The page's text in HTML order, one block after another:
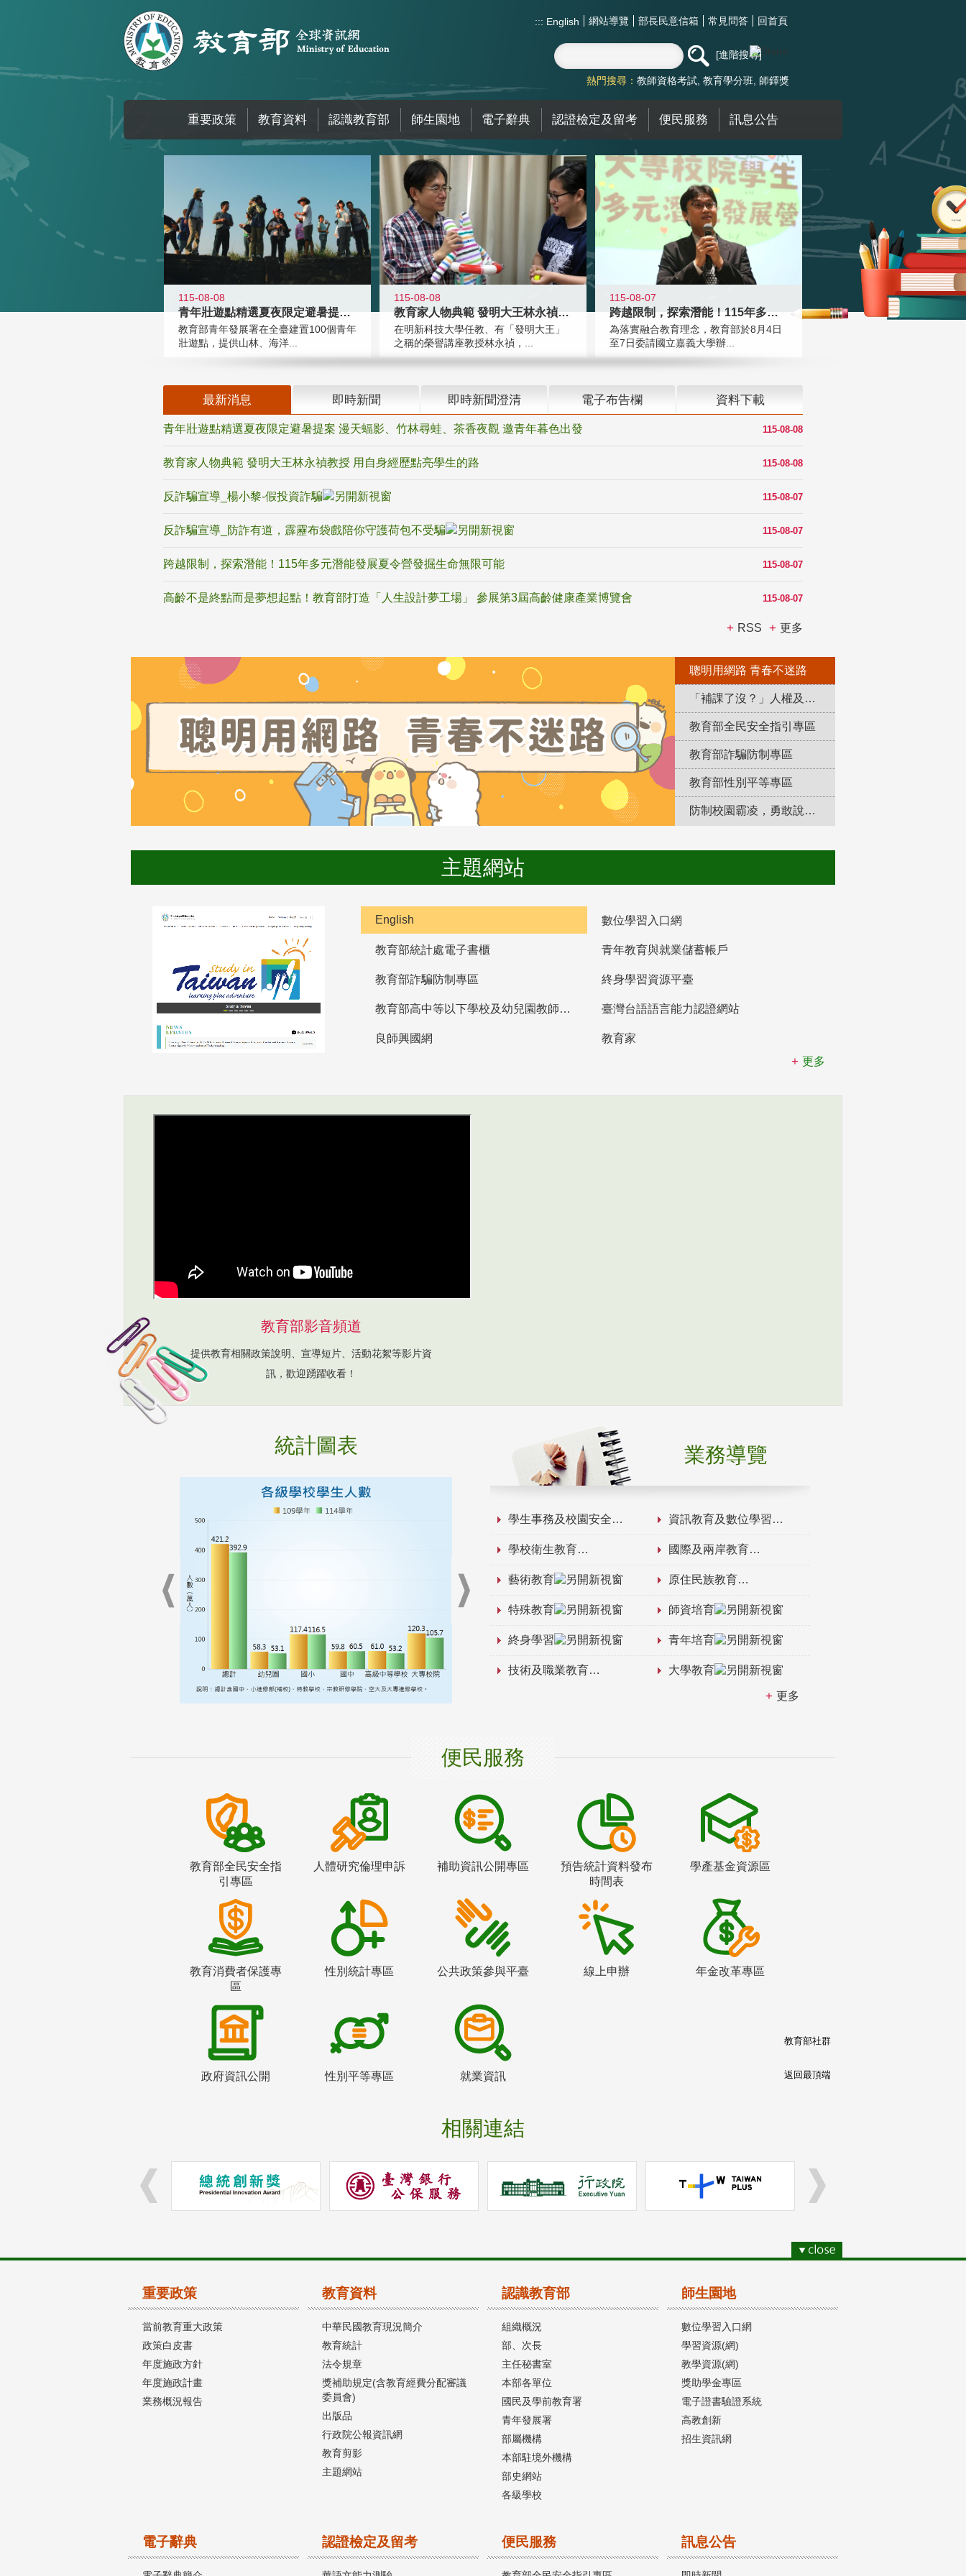
::: English 網站導覽 部長民意信箱 常見問答 回首頁
進階搜尋
熱門搜尋： 教師資格考試 教育學分班 師鐸獎
重要政策 教育資料 認識教育部 師生園地 電子辭典 認證檢定及留考 便民服務 訊息公告
:::
115-08-08
青年壯遊點精選夏夜限定避暑提案 漫
教育部青年發展署在全臺建置100個青年
壯遊點，提供山林、海洋...
115-08-08
教育家人物典範 發明大王林永禎教授
在明新科技大學任教、有「發明大王」
之稱的榮譽講座教授林永禎，...
115-08-07
跨越限制，探索潛能！115年多元潛
為落實融合教育理念，教育部於8月4日
至7日委請國立嘉義大學辦...
最新消息 即時新聞 即時新聞澄清 電子布告欄 資料下載
115-08-08
青年壯遊點精選夏夜限定避暑提案 漫天蝠影、竹林尋蛙、茶香夜觀 邀青年暮色出發
115-08-08
教育家人物典範 發明大王林永禎教授 用自身經歷點亮學生的路
115-08-07
反詐騙宣導_楊小黎-假投資詐騙
115-08-07
反詐騙宣導_防詐有道，霹靂布袋戲陪你守護荷包不受騙
115-08-07
跨越限制，探索潛能！115年多元潛能發展夏令營發掘生命無限可能
115-08-07
高齡不是終點而是夢想起點！教育部打造「人生設計夢工場」 參展第3屆高齡健康產業博覽會
RSS 更多
聰明用網路 青春不迷路
「補課了沒？」人權及轉型正義教育專區
教育部全民安全指引專區
教育部詐騙防制專區
教育部性別平等專區
防制校園霸凌，勇敢說出來！
主題網站
English 數位學習入口網
教育部統計處電子書櫃 青年教育與就業儲蓄帳戶
教育部詐騙防制專區 終身學習資源平臺
教育部高中等以下學校及幼兒園教師資格檢定考試 臺灣台語語言能力認證網站
良師興國網
教育家
更多
教育部影音頻道
提供教育相關政策說明、宣導短片、活動花絮等影片資
訊，歡迎踴躍收看！
統計圖表 業務導覽
學生事務及校園安全 資訊教育及數位學習
學校衛生教育 國際及兩岸教育
藝術教育 原住民族教育
特殊教育 師資培育
終身學習 青年培育
技術及職業教育 大學教育
更多
便民服務
教育部全民安全指
引專區
人體研究倫理申訴 補助資訊公開專區
預告統計資料發布
時間表
學產基金資源區
教育消費者保護專
區
性別統計專區 公共政策參與平臺 線上申辦 年金改革專區
政府資訊公開 性別平等專區 就業資訊
相關連結
教育部社群
返回最頂端
重要政策
當前教育重大政策
政策白皮書
年度施政方針
年度施政計畫
業務概況報告
教育資料
中華民國教育現況簡介
教育統計
法令規章
獎補助規定(含教育經費分配審議
委員會)
出版品
行政院公報資訊網
教育剪影
主題網站
認識教育部
組織概況
部、次長
主任秘書室
本部各單位
國民及學前教育署
青年發展署
部屬機構
本部駐境外機構
部史網站
各級學校
師生園地
數位學習入口網
學習資源(網)
教學資源(網)
獎助學金專區
電子證書驗證系統
高教創新
招生資訊網
電子辭典 認證檢定及留考 便民服務 訊息公告